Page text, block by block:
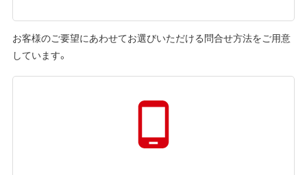
お客様のご要望にあわせてお選びいただける問合せ方法をご用意
しています。